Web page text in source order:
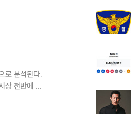
로 분석된다.
장 전반에 부